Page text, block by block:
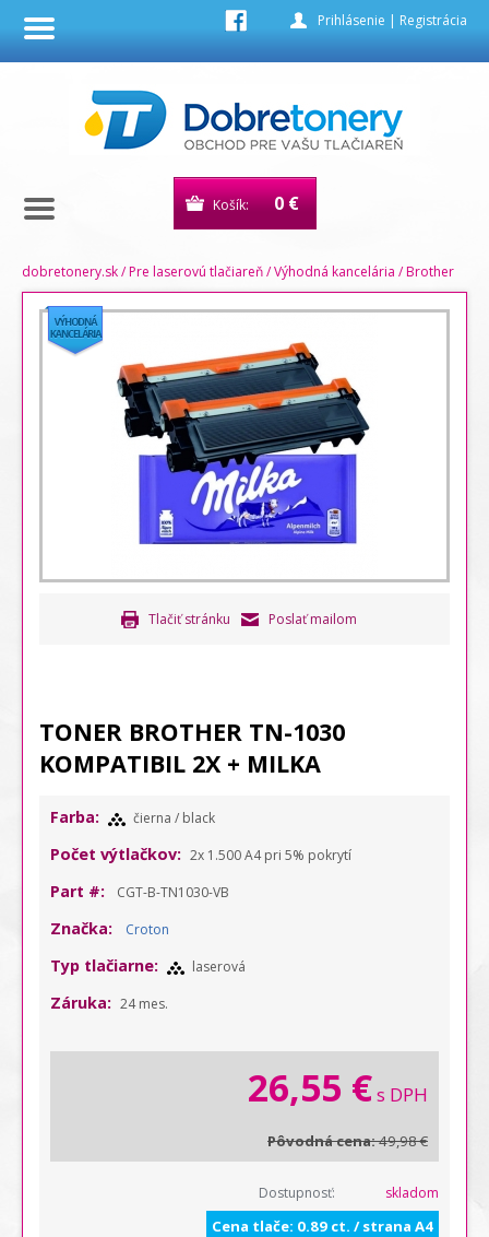
Prihlásenie | Registrácia
Košík: 0 €
dobretonery.sk/Pre laserovú tlačiareň/Výhodná kancelária /Brother
Tlačiť stránku Poslať mailom
TONER BROTHER TN-1030
KOMPATIBIL 2X + MILKA
Farba: čierna / black
Počet výtlačkov: 2x 1.500 A4 pri 5% pokrytí
Part #: CGT-B-TN1030-VB
Značka: Croton
Typ tlačiarne: laserová
Záruka: 24 mes.
26,55 €s DPH
Pôvodná cena:49,98 €
Dostupnosť: skladom
Cena tlače: 0.89 ct. / strana A4